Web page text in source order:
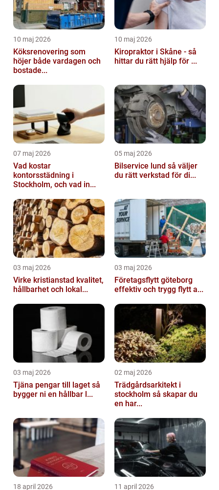
10 maj 2026
Köksrenovering som
höjer både vardagen och
bostade...
10 maj 2026
Kiropraktor i Skåne - så
hittar du rätt hjälp för ...
07 maj 2026
Vad kostar
kontorsstädning i
Stockholm, och vad in...
05 maj 2026
Bilservice lund så väljer
du rätt verkstad för di...
03 maj 2026
Virke kristianstad kvalitet,
hållbarhet och lokal...
03 maj 2026
Företagsflytt göteborg
effektiv och trygg flytt a...
03 maj 2026
Tjäna pengar till laget så
bygger ni en hållbar l...
02 maj 2026
Trädgårdsarkitekt i
stockholm så skapar du
en har...
18 april 2026 11 april 2026